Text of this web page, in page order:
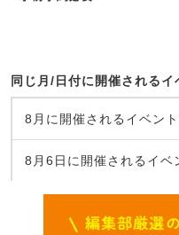
同じ月/日付に開催されるイ
8月に開催されるイベン
8月6日に開催されるイベ